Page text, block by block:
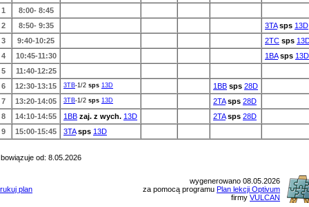
1
8:00- 8:45
2
8:50- 9:35 3TA sps 13D
3
9:40-10:25 2TC sps
4
10:45-11:30 1BA sps 13D
5
11:40-12:25
6
12:30-13:15 3TB-1/2 sps 13D 1BB sps 28D
7
13:20-14:05 3TB-1/2 sps 13D 2TA sps 28D
8
14:10-14:55 1BB zaj. z wych. 13D 2TA sps 28D
9
15:00-15:45 3TA sps 13D
od: 8.05.2026
plan
wygenerowano 08.05.2026
za pomocą programu Plan lekcji Optivum
firmy VULCAN